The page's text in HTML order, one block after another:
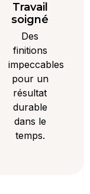
Travail
soigné
Des
finitions
impeccables
pour un
résultat
durable
dans le
temps.